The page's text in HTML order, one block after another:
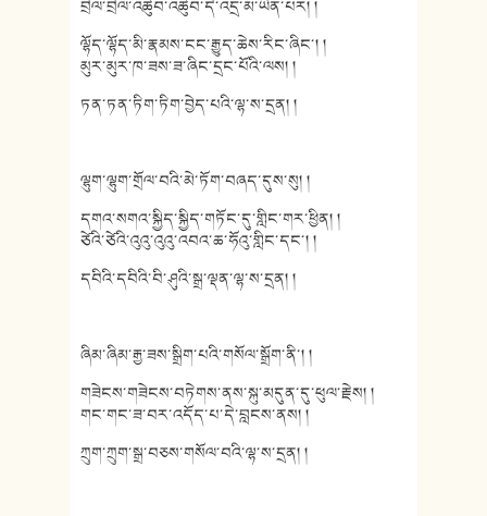
བྲེལ་བྲེལ་འཚུབ་འཚུབ་དེ་འདྲ་མ་ཡིན་པར། །
ལྷོད་ལྷོད་མི་རྣམས་ངང་རྒྱུད་ཆེས་རིང་ཞིང་། །
མུར་མུར་ཁ་ཟས་ཟ་ཞིང་དྲང་པོའི་ལས། །
ཏན་ཏན་ཏིག་ཏིག་བྱེད་པའི་ལྷ་ས་དྲན། །
ལྷུག་ལྷུག་གྲོལ་བའི་མེ་ཏོག་བཞད་དུས་སུ། །
དགའ་སགའ་སྐྱིད་སྐྱིད་གཏོང་དུ་གླིང་གར་ཕྱིན། །
ཙེའི་ཙེའི་འུའུ་འུའུ་འབའ་ཆ་ཧོའུ་གླིང་དང་། །
དབིའི་དབིའི་བི་ཤུའི་སྒྲ་ལྡན་ལྷ་ས་དྲན། །
ཞིམ་ཞིམ་རྒྱ་ཟས་སྒྲིག་པའི་གསོལ་སྒྲོག་ནི་། །
གཟེངས་གཟེངས་བཏེགས་ནས་སྐུ་མདུན་དུ་ཕུལ་རྗེས། །
གང་གང་ཟ་བར་འདོད་པ་དེ་བླངས་ནས། །
ཀྲུག་ཀྲུག་སྒྲ་བཅས་གསོལ་བའི་ལྷ་ས་དྲན། །